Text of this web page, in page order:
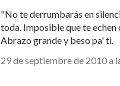
"No te derrumbarás en
toda. Imposible que te
Abrazo grande y beso pa' ti.
29 de septiembre de 2010 a